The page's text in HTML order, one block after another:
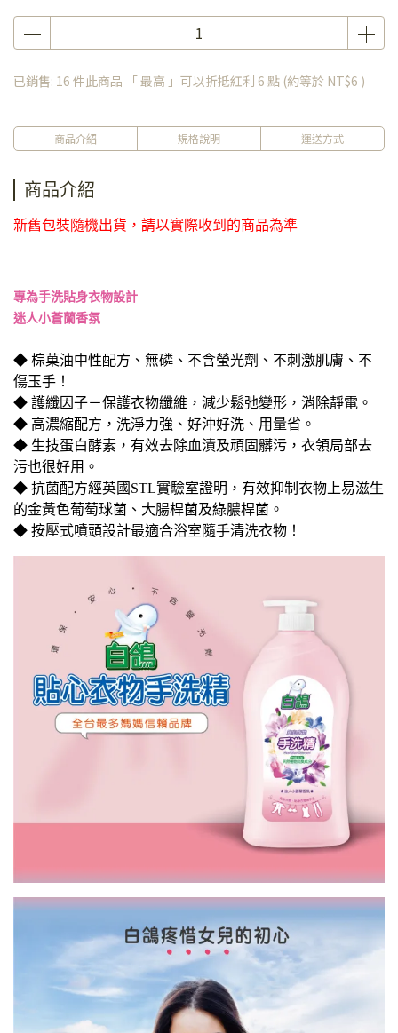
已銷售: 16 件此商品 「 最高 」可以折抵紅利 6 點 (約等於 NT$6 )
商品介紹 規格說明 運送方式
商品介紹
新舊包裝隨機出貨，請以實際收到的商品為準
專為手洗貼身衣物設計
迷人小蒼蘭香氛
◆ 棕菓油中性配方、無磷、不含螢光劑、不刺激肌膚、不
傷玉手！
◆ 護纖因子－保護衣物纖維，減少鬆弛變形，消除靜電。
◆ 高濃縮配方，洗淨力強、好沖好洗、用量省。
◆ 生技蛋白酵素，有效去除血漬及頑固髒污，衣領局部去
污也很好用。
◆ 抗菌配方經英國STL實驗室證明，有效抑制衣物上易滋生
的金黃色葡萄球菌、大腸桿菌及綠膿桿菌。
◆ 按壓式噴頭設計最適合浴室隨手清洗衣物！